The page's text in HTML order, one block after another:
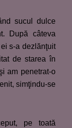
sucul dulce
După câteva
s-a dezlănţuit
de starea în
am penetrat-o
simţindu-se
pe toată